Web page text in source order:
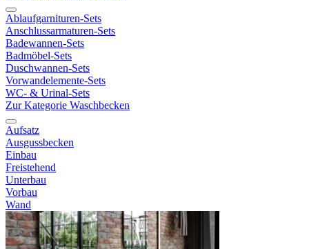
Ablaufgarnituren-Sets
Anschlussarmaturen-Sets
Badewannen-Sets
Badmöbel-Sets
Duschwannen-Sets
Vorwandelemente-Sets
WC- & Urinal-Sets
Zur Kategorie Waschbecken
Aufsatz
Ausgussbecken
Einbau
Freistehend
Unterbau
Vorbau
Wand